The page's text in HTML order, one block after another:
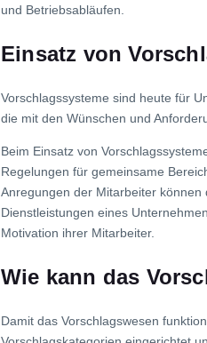
und Betriebsabläufen.
Einsatz von
Vorschlagssysteme sind heute für
die mit den Wünschen und
Beim Einsatz von
Regelungen für gemeinsame
Anregungen der Mitarbeiter
Dienstleistungen eines
Motivation ihrer Mitarbeiter.
Wie kann das
Damit das Vorschlagswesen